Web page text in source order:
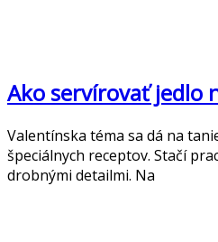
Ako servírovať jedlo
Valentínska téma sa dá na
špeciálnych receptov. Stačí
drobnými detailmi. Na